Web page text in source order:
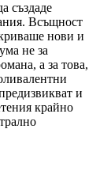
създаде
Всъщност
нови и
не за
а за това,
и
крайно